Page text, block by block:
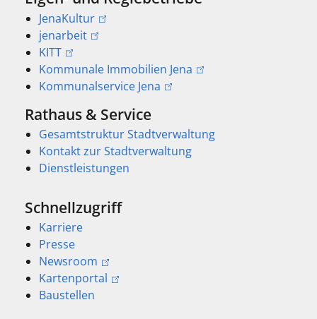
JenaKultur
jenarbeit
KITT
Kommunale Immobilien Jena
Kommunalservice Jena
Rathaus & Service
Gesamtstruktur Stadtverwaltung
Kontakt zur Stadtverwaltung
Dienstleistungen
Schnellzugriff
Karriere
Presse
Newsroom
Kartenportal
Baustellen